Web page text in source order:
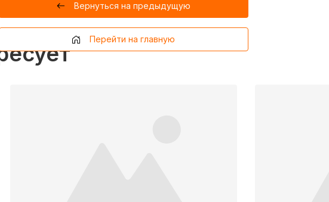
Вернуться на предыдущую
Перейти на главную